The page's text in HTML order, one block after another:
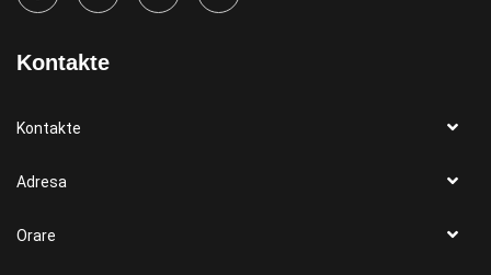
Kontakte
Kontakte
Adresa
Orare